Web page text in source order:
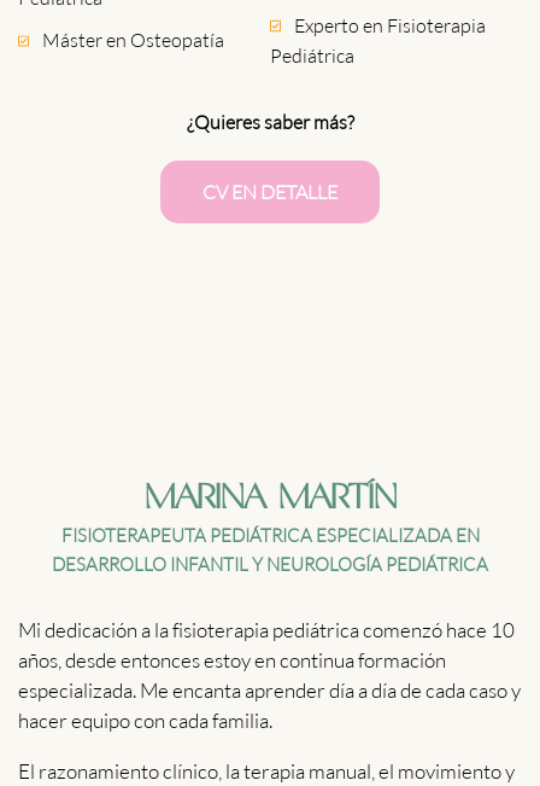
Máster en Osteopatía
Experto en Fisioterapia
Pediátrica
¿Quieres saber más?
CV EN DETALLE
MARINA MARTÍN
FISIOTERAPEUTA PEDIÁTRICA ESPECIALIZADA EN
DESARROLLO INFANTIL Y NEUROLOGÍA PEDIÁTRICA
Mi dedicación a la fisioterapia pediátrica comenzó hace 10
años, desde entonces estoy en continua formación
especializada. Me encanta aprender día a día de cada caso y
hacer equipo con cada familia.
El razonamiento clínico, la terapia manual, el movimiento y